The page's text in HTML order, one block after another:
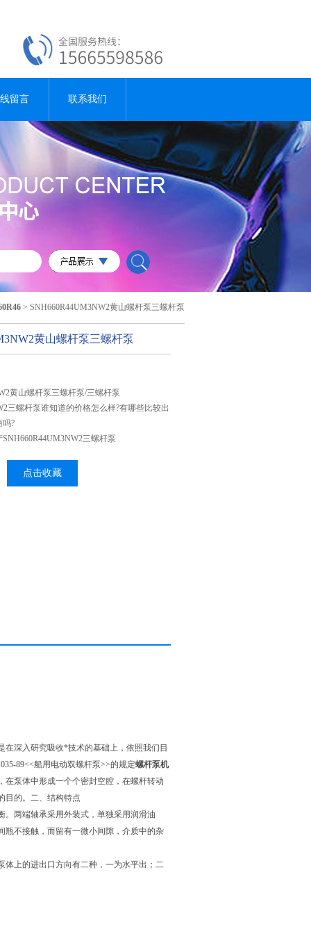
留言 联系我们
> SNH660R44UM3NW2黄山螺杆泵三螺杆泵
黄山螺杆泵三螺杆泵
黄山螺杆泵三螺杆泵/三螺杆泵
三螺杆泵谁知道的价格怎么样?有哪些比较出
吗?
三螺杆泵
点击收藏
在深入研究吸收*技术的基础上，依照我们目
89<<船用电动双螺杆泵>>的规定螺杆泵机
泵体中形成一个个密封空腔，在螺杆转动
目的。二、结构特点
。两端轴承采用外装式，单独采用润滑油
瓶不接触，而留有一微小间隙，介质中的杂
体上的进出口方向有二种，一为水平出；二